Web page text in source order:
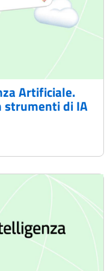
Artificiale.
strumenti di IA